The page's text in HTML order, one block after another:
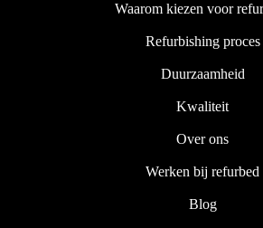
Waarom kiezen voor
Refurbishing proces
Duurzaamheid
Kwaliteit
Over ons
Werken bij refurbed
Blog